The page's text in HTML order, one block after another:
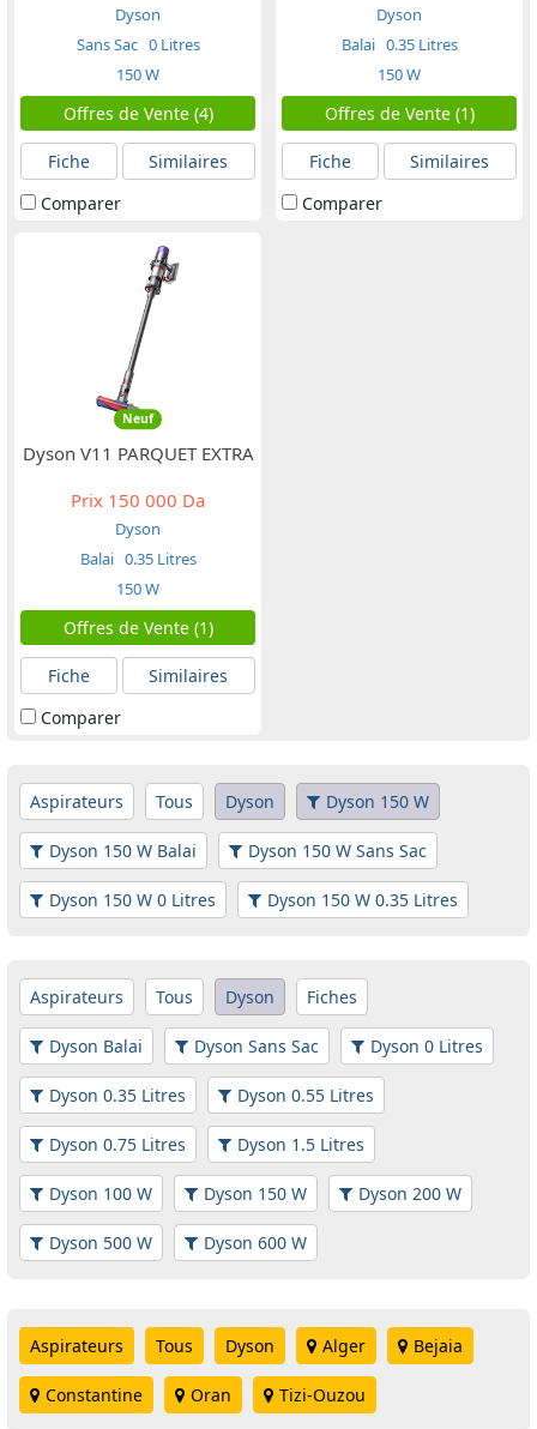
Dyson
Sans Sac 0 Litres
150 W
Offres de Vente (4)
Fiche
Similaires
Comparer
Dyson
Balai 0.35 Litres
150 W
Offres de Vente (1)
Fiche
Similaires
Comparer
Neuf
Dyson V11 PARQUET EXTRA
Prix 150 000 Da
Dyson
Balai 0.35 Litres
150 W
Offres de Vente (1)
Fiche
Similaires
Comparer
Aspirateurs Tous Dyson Dyson 150 W
Dyson 150 W Balai Dyson 150 W Sans Sac
Dyson 150 W 0 Litres Dyson 150 W 0.35 Litres
Aspirateurs Tous Dyson Fiches
Dyson Balai Dyson Sans Sac Dyson 0 Litres
Dyson 0.35 Litres Dyson 0.55 Litres
Dyson 0.75 Litres Dyson 1.5 Litres
Dyson 100 W Dyson 150 W Dyson 200 W
Dyson 500 W Dyson 600 W
Aspirateurs Tous Dyson Alger Bejaia
Constantine Oran Tizi-Ouzou